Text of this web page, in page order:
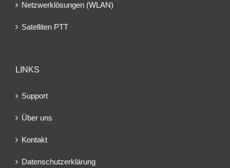
Netzwerklösungen (WLAN)
Satelliten PTT
LINKS
Support
Über uns
Kontakt
Datenschutzerklärung